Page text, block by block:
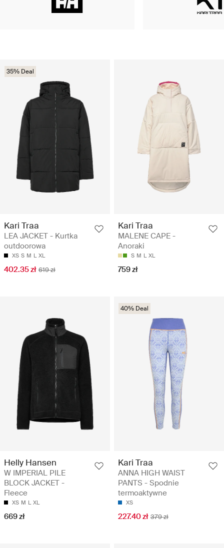
35% Deal
Kari Traa
LEA JACKET - Kurtka
outdoorowa
XS S M L XL
402.35 zł 619 zł
Kari Traa
MALENE CAPE -
Anoraki
S M L XL
759 zł
Helly Hansen
W IMPERIAL PILE
BLOCK JACKET -
Fleece
XS M L XL
669 zł
40% Deal
Kari Traa
ANNA HIGH WAIST
PANTS - Spodnie
termoaktywne
XS
227.40 zł 379 zł